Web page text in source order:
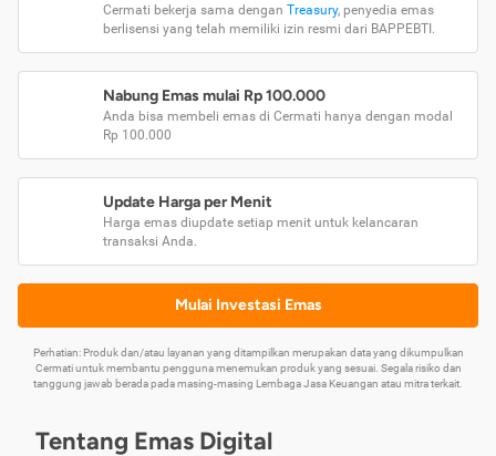
Cermati bekerja sama dengan Treasury, penyedia emas
berlisensi yang telah memiliki izin resmi dari BAPPEBTI.
Nabung Emas mulai Rp 100.000
Anda bisa membeli emas di Cermati hanya dengan modal
Rp 100.000
Update Harga per Menit
Harga emas diupdate setiap menit untuk kelancaran
transaksi Anda.
Mulai Investasi Emas
Perhatian: Produk dan/atau layanan yang ditampilkan merupakan data yang dikumpulkan
Cermati untuk membantu pengguna menemukan produk yang sesuai. Segala risiko dan
tanggung jawab berada pada masing-masing Lembaga Jasa Keuangan atau mitra terkait.
Tentang Emas Digital